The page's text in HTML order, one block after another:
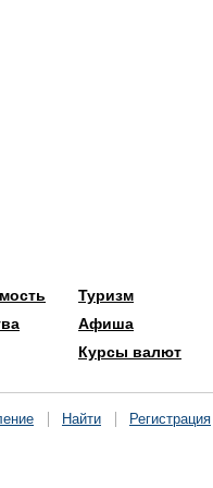
Туризм
Афиша
Курсы валют
Найти Регистрация